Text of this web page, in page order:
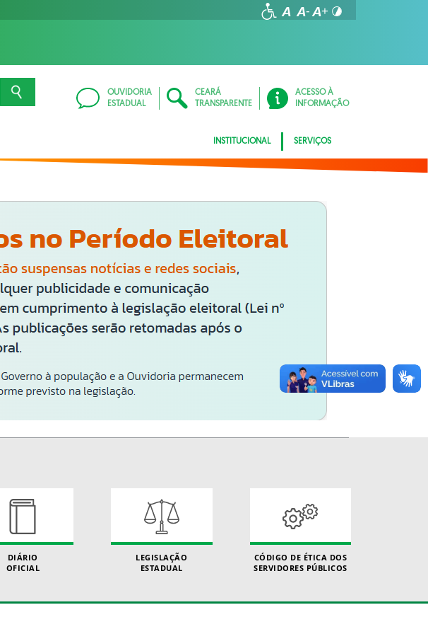
OUVIDORIA
ESTADUAL
CEARÁ
TRANSPARENTE
ACESSO À
INFORMAÇÃO
INSTITUCIONAL SERVIÇOS
DIÁRIO
OFICIAL
LEGISLAÇÃO
ESTADUAL
CÓDIGO DE ÉTICA DOS
SERVIDORES PÚBLICOS